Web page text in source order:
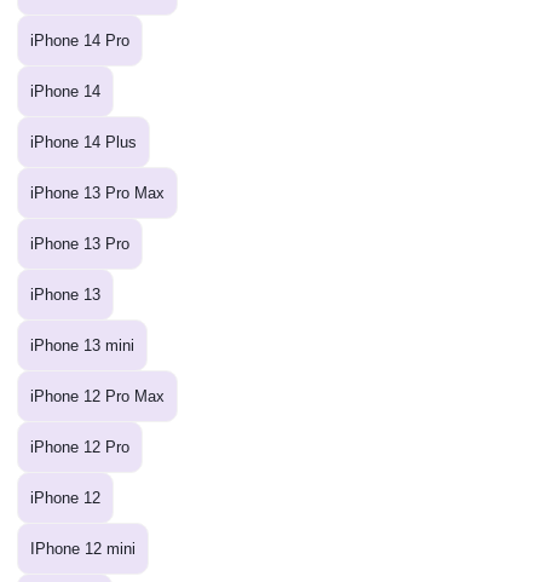
iPhone 14 Pro
iPhone 14
iPhone 14 Plus
iPhone 13 Pro Max
iPhone 13 Pro
iPhone 13
iPhone 13 mini
iPhone 12 Pro Max
iPhone 12 Pro
iPhone 12
IPhone 12 mini